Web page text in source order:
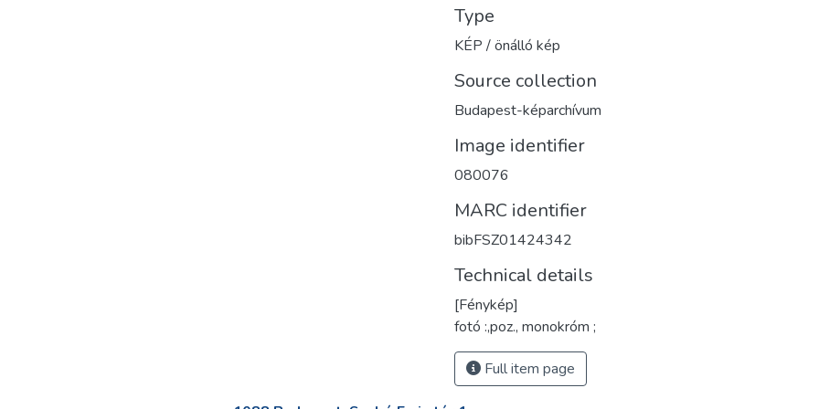
Type
KÉP / önálló kép
Source collection
Budapest-képarchívum
Image identifier
080076
MARC identifier
bibFSZ01424342
Technical details
[Fénykép]
fotó :,poz., monokróm ;
Full item page